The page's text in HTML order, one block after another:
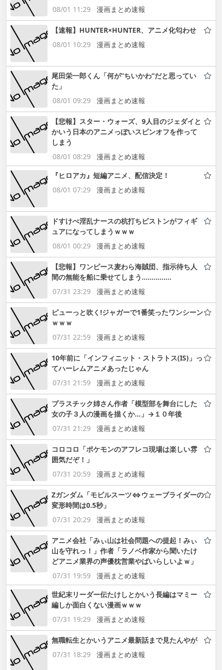
08/01 11:29
漫画まとめ速報
【速報】HUNTER×HUNTER、アニメ化匂わせ
08/01 10:29
漫画まとめ速報
尾田栄一郎くん「何が”ちいかわ”だと思ってい
た」
08/01 09:29
漫画まとめ速報
【悲報】スター・ウォーズ、9人目のジェダイと
かいう日本のアニメっぽいスピンオフを作って
しまう
08/01 08:29
漫画まとめ速報
『ヒロアカ』短編アニメ、配信決定！
08/01 07:29
漫画まとめ速報
ドすけべ淫乱ナースの杭打ちピストンがフィギ
ュアになってしまうｗｗｗ
08/01 00:29
漫画まとめ速報
【悲報】ワンピース麦わら海賊団、指示待ち人
間の無能を船に乗せてしまう……………
07/31 23:29
漫画まとめ速報
ピューっと吹く!ジャガーで1番笑ったワンシーン
ｗｗｗ
07/31 22:59
漫画まとめ速報
10年前に「インフィニット・ストラトス(IS)」っ
てハーレムアニメあったじゃん
07/31 21:59
漫画まとめ速報
プラスチック姉さん作者「模型部を舞台にした
女の子３人の漫画を描くか…」→１０年後
07/31 21:29
漫画まとめ速報
コロコロ「ポケモンのアフレコ現場は楽しい雰
囲気だぞ！」
07/31 20:59
漫画まとめ速報
Zガンダム「モビルスーツ⇔ウェーブライダーの
変形時間は0.5秒」
07/31 20:29
漫画まとめ速報
アニメ会社「みぃ山は社会問題への提起！みぃ
山を守れっ！」作者「ラノベ作家から聞いたけ
どアニメ業界の声優枕営業やばいらしいよｗ」
07/31 19:59
漫画まとめ速報
世紀末リーダー伝たけしとかいう長編はマミー
編しか面白くない漫画ｗｗｗ
07/31 19:29
漫画まとめ速報
無職転生とかいうアニメ最新話まで見たんやが
07/31 18:29
漫画まとめ速報